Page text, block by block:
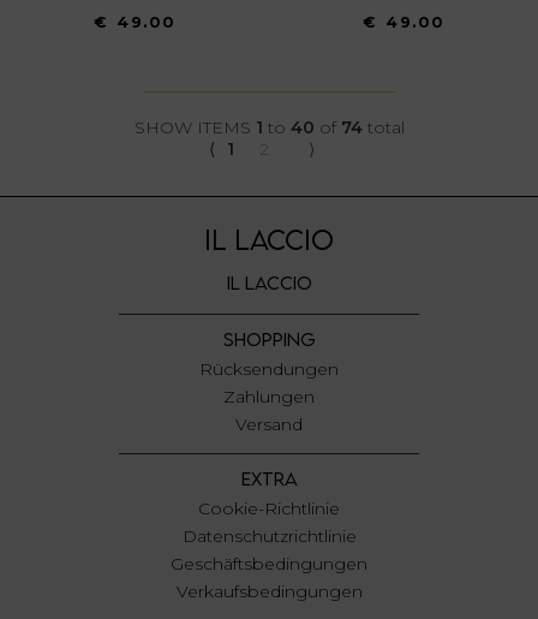
€ 49.00 € 49.00
SHOW ITEMS 1 to 40 of 74total
⟨
1 2 ⟩
IL LACCIO
IL LACCIO
SHOPPING
Rücksendungen
Zahlungen
Versand
EXTRA
Cookie-Richtlinie
Datenschutzrichtlinie
Geschäftsbedingungen
Verkaufsbedingungen